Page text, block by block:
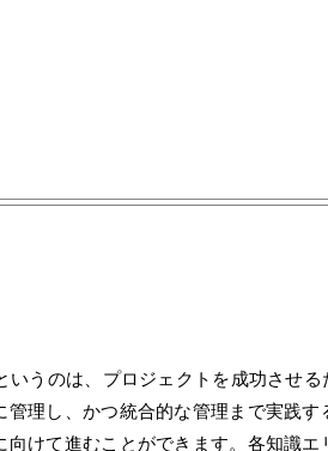
いうのは、プロジェクトを成功させ
管理し、かつ統合的な管理まで実践
向けて進むことができます。各知識